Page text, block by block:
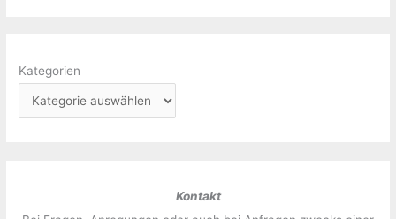
Kategorien
Kontakt